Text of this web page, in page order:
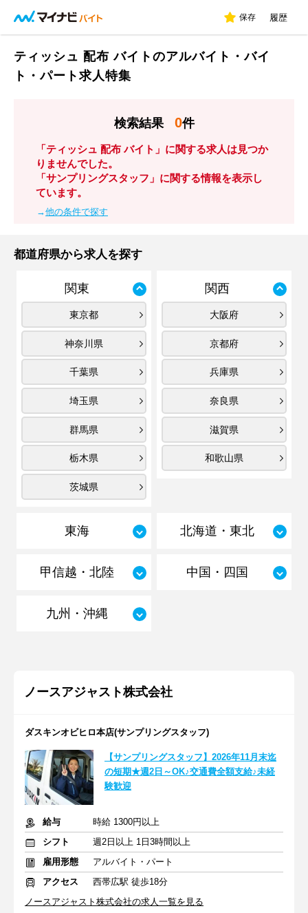
保存 履歴
ティッシュ 配布 バイトのアルバイト・バイ
ト・パート求人特集
検索結果 0件
「ティッシュ 配布 バイト」に関する求人は見つか
りませんでした。
「サンプリングスタッフ」に関する情報を表示し
ています。
→他の条件で探す
都道府県から求人を探す
関東
東京都
神奈川県
千葉県
埼玉県
群馬県
栃木県
茨城県
関西
大阪府
京都府
兵庫県
奈良県
滋賀県
和歌山県
東海 北海道・東北
甲信越・北陸 中国・四国
九州・沖縄
ノースアジャスト株式会社
ダスキンオビヒロ本店(サンプリングスタッフ)
【サンプリングスタッフ】2026年11月末迄
の短期★週2日～OK♪交通費全額支給♪未経
験歓迎
給与
時給 1300円以上
シフト
週2日以上 1日3時間以上
雇用形態
アルバイト・パート
アクセス
西帯広駅 徒歩18分
ノースアジャスト株式会社の求人一覧を見る